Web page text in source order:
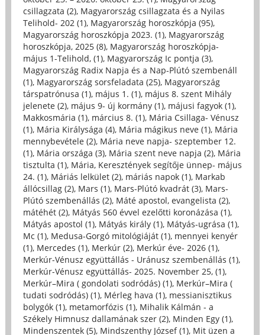
csillagzata (2), Magyarország csillagzata és a Nyilas
Telihold- 202 (1), Magyarország horoszkópja (95),
Magyarország horoszkópja 2023. (1), Magyarország
horoszkópja, 2025 (8), Magyarország horoszkópja-
május 1-Telihold, (1), Magyarország Ic pontja (3),
Magyarország Radix Napja és a Nap-Plútó szembenáll
(1), Magyarország sorsfeladata (25), Magyarország
társpatrónusa (1), május 1. (1), május 8. szent Mihály
jelenete (2), május 9- új kormány (1), májusi fagyok (1),
Makkosmária (1), március 8. (1), Mária Csillaga- Vénusz
(1), Mária Királysága (4), Mária mágikus neve (1), Mária
mennybevétele (2), Mária neve napja- szeptember 12.
(1), Mária országa (3), Mária szent neve napja (2), Mária
tisztulta (1), Mária, Keresztények segítője ünnep- május
24. (1), Máriás lelkület (2), máriás napok (1), Markab
állócsillag (2), Mars (1), Mars-Plútó kvadrát (3), Mars-
Plútó szembenállás (2), Máté apostol, evangelista (2),
mátéhét (2), Mátyás 560 évvel ezelőtti koronázása (1),
Mátyás apostol (1), Mátyás király (1), Mátyás-ugrása (1),
Mc (1), Medusa-Gorgó mitológiáját (1), mennyei kenyér
(1), Mercedes (1), Merkúr (2), Merkúr éve- 2026 (1),
Merkúr-Vénusz együttállás - Uránusz szembenállás (1),
Merkúr-Vénusz együttállás- 2025. November 25, (1),
Merkúr–Mira ( gondolati sodródás) (1), Merkúr–Mira (
tudati sodródás) (1), Mérleg hava (1), messianisztikus
bolygók (1), metamorfózis (1), Mihalik Kálmán - a
Székely Himnusz dallamának szer (2), Minden Egy (1),
Mindenszentek (5), Mindszenthy József (1), Mit üzen a